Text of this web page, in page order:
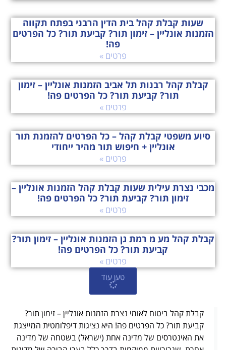
שעות קבלת קהל בית הדין הרבני בפתח תקווה
הזמנות אונליין – זימון תור? קביעת תור? כל הפרטים
פה!
פרטים »
קבלת קהל רבנות תל אביב הזמנות אונליין – זימון
תור? קביעת תור? כל הפרטים פה!
פרטים »
סיוע משפטי קבלת קהל – כל הפרטים להזמנת תור
אונליין + חיפוש תור מהיר ייחודי
פרטים »
מכבי נצרת עילית שעות קבלת קהל הזמנות אונליין –
זימון תור? קביעת תור? כל הפרטים פה!
פרטים »
קבלת קהל מע מ רמת גן הזמנות אונליין – זימון תור?
קביעת תור? כל הפרטים פה!
פרטים »
טען עוד
קבלת קהל ביטוח לאומי נצרת הזמנות אונליין – זימון תור?
קביעת תור? כל הפרטים פה! היא נציגות דיפלומטית המייצגת
את האינטרסים של מדינה אחת (ישראל) בשטחה של מדינה